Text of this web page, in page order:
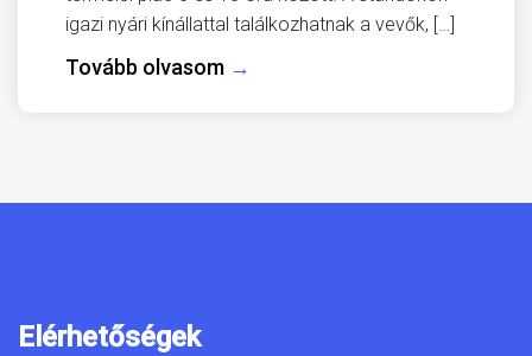
igazi nyári kínállattal találkozhatnak a vevők, […]
Tovább olvasom →
Elérhetőségek